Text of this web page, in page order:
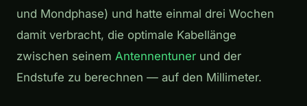
und Mondphase) und hatte einmal drei Wochen
damit verbracht, die optimale Kabellänge
zwischen seinem Antennentuner und der
Endstufe zu berechnen — auf den Millimeter.